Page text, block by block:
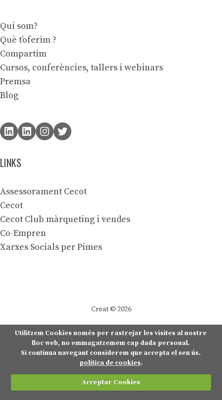
Qui som?
Què t’oferim ?
Compartim
Cursos, conferències, tallers i webinars
Premsa
Blog
LINKS
Assessorament Cecot
Cecot
Cecot Club màrqueting i vendes
Co-Empren
Xarxes Socials per Pimes
Creat © 2026
Utilitzem Cookies només per rastrejar les visites al nostre
lloc web, no emmagatzemem cap dada personal.
Si continua navegant considerem que accepta el seu ús.
política de cookies.
Acceptar Cookies